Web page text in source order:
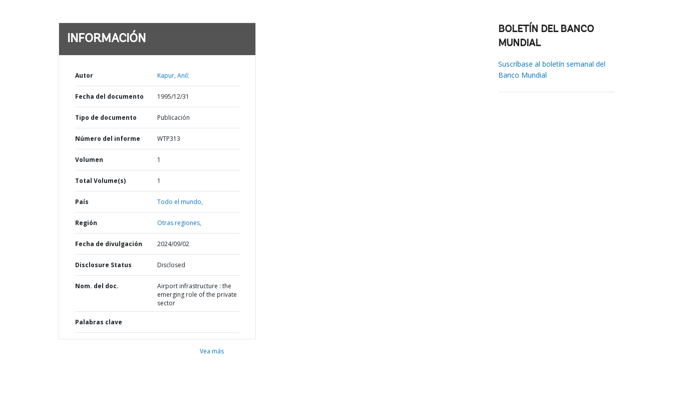
INFORMACIÓN
Autor Kapur, Anil;
Fecha del documento 1995/12/31
Tipo de documento Publicación
Número del informe WTP313
Volumen 1
Total Volume(s) 1
País Todo el mundo,
Región Otras regiones,
Fecha de divulgación 2024/09/02
Disclosure Status Disclosed
Nom. del doc.
Airport infrastructure : the
emerging role of the private
sector
Palabras clave
Vea más
BOLETÍN DEL BANCO
MUNDIAL
Suscríbase al boletín semanal del
Banco Mundial